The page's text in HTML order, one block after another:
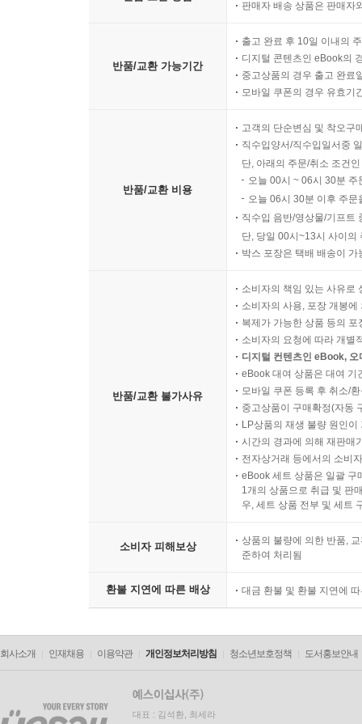
판매자 배송 상품은 판매자
반품/교환 가능기간
출고 완료 후 10일 이내의
디지털 콘텐츠인 eBook의
중고상품의 경우 출고 완료
모바일 쿠폰의 경우 유효기
반품/교환 비용
고객의 단순변심 및 착오구
직수입양서/직수입일서중
단, 아래의 주문/취소 조건
오늘 00시 ~ 06시 30분
오늘 06시 30분 이후 주
직수입 음반/영상물/기프트
단, 당일 00시~13시 사이의
박스 포장은 택배 배송이
반품/교환 불가사유
소비자의 책임 있는 사유로
소비자의 사용, 포장 개봉
복제가 가능한 상품 등의
소비자의 요청에 따라 개별
디지털 컨텐츠인 eBook,
eBook 대여 상품은 대여 기
모바일 쿠폰 등록 후 취소/
중고상품이 구매확정(자동
LP상품의 재생 불량 원인
시간의 경과에 의해 재판매
전자상거래 등에서의 소비
eBook 세트 상품은 일괄 구
1개의 상품으로 취급 및 판
우, 세트 상품 전부 및 세트
소비자 피해보상
상품의 불량에 의한 반품,
준하여 처리됨
환불 지연에 따른 배상 대금 환불 및 환불 지연에
회사소개 인재채용 이용약관 개인정보처리방침 청소년보호정책 도서홍보안내
대표 : 김석환, 최세라